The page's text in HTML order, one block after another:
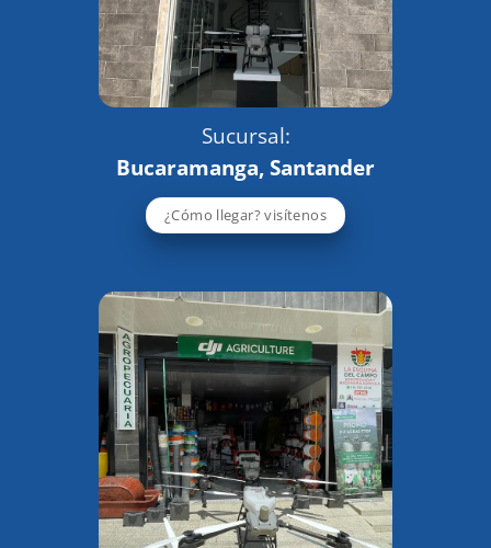
Sucursal:
Bucaramanga, Santander
¿Cómo llegar? visítenos